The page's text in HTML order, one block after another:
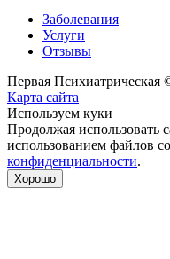
Заболевания
Услуги
Отзывы
Первая
Карта сайта
Используем куки
Продолжая использовать
использованием файлов
конфиденциальности.
Хорошо